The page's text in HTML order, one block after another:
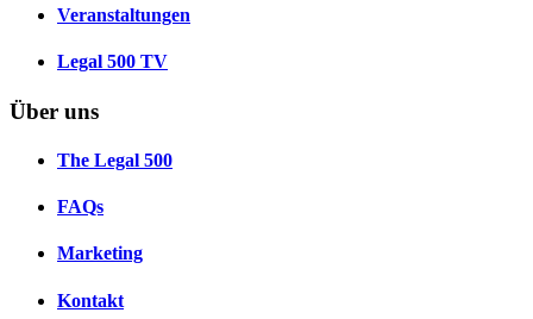
Veranstaltungen
Legal 500 TV
Über uns
The Legal 500
FAQs
Marketing
Kontakt